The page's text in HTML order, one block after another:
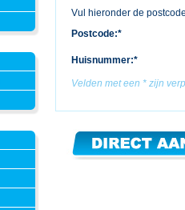
Vul hieronder de
Postcode:*
Huisnummer:*
Velden met een * zijn